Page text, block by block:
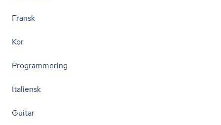
Fransk
Kor
Programmering
Italiensk
Guitar